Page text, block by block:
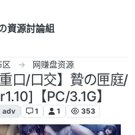
資源討論組
区 网赚盘资源
口/口交】贄の匣庭/
【PC/3.1G】
adv 1 1 353